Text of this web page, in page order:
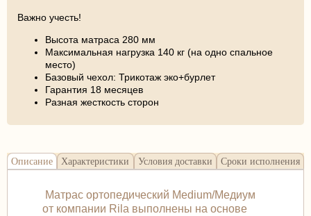
Важно учесть!
Высота матраса 280 мм
Максимальная нагрузка 140 кг (на одно спальное
место)
Базовый чехол: Трикотаж эко+бурлет
Гарантия 18 месяцев
Разная жесткость сторон
Описание Характеристики Условия доставки Сроки исполнения
Матрас ортопедический Medium/Медиум
от компании Rila выполнены на основе